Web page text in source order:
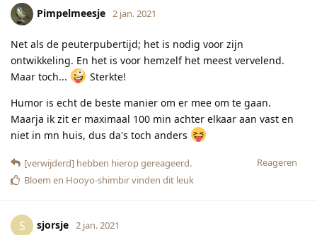
Pimpelmeesje 2 jan. 2021
Net als de peuterpubertijd; het is nodig voor zijn
ontwikkeling. En het is voor hemzelf het meest vervelend.
Maar toch...
Sterkte!
Humor is echt de beste manier om er mee om te gaan.
Maarja ik zit er maximaal 100 min achter elkaar aan vast en
niet in mn huis, dus da's toch anders
Reageren
[verwijderd] hebben hierop gereageerd.
Bloem en Hooyo-shimbirvinden dit leuk
S sjorsje 2 jan. 2021